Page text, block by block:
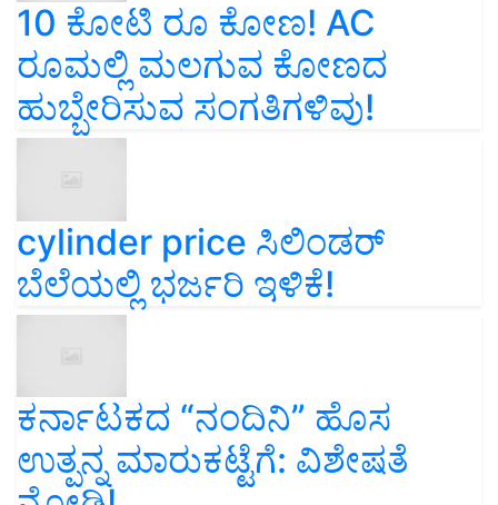
10 ಕೋಟಿ ರೂ ಕೋಣ! AC
ರೂಮಲ್ಲಿ ಮಲಗುವ ಕೋಣದ
ಹುಬ್ಬೇರಿಸುವ ಸಂಗತಿಗಳಿವು!
cylinder price ಸಿಲಿಂಡರ್‌
ಬೆಲೆಯಲ್ಲಿ ಭರ್ಜರಿ ಇಳಿಕೆ!
ಕರ್ನಾಟಕದ “ನಂದಿನಿ” ಹೊಸ
ಉತ್ಪನ್ನ ಮಾರುಕಟ್ಟೆಗೆ: ವಿಶೇಷತೆ